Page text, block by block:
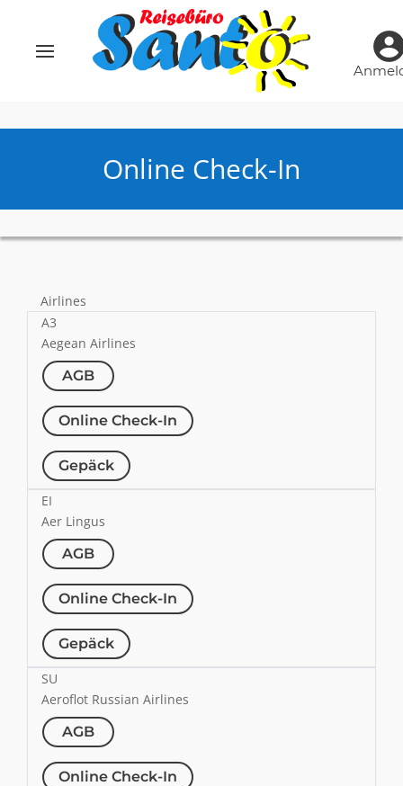
Online Check-In
Airlines
A3
Aegean Airlines
AGB
Online Check-In
Gepäck
EI
Aer Lingus
AGB
Online Check-In
Gepäck
SU
Aeroflot Russian Airlines
AGB
Online Check-In